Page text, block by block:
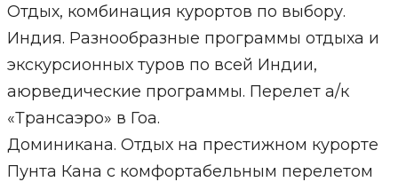
Отдых, комбинация курортов по выбору.
Индия. Разнообразные программы отдыха и
экскурсионных туров по всей Индии,
аюрведические программы. Перелет а/к
«Трансаэро» в Гоа.
Доминикана. Отдых на престижном курорте
Пунта Кана с комфортабельным перелетом